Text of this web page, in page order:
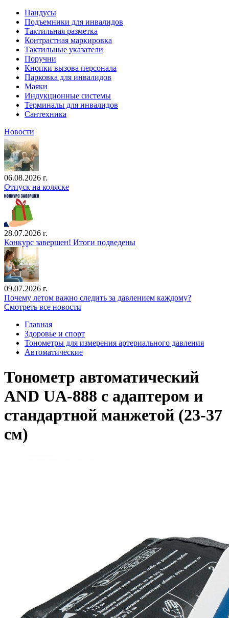
Пандусы
Подъемники для инвалидов
Тактильная разметка
Контрастная маркировка
Тактильные указатели
Поручни
Кнопки вызова персонала
Парковка для инвалидов
Маяки
Индукционные системы
Терминалы для инвалидов
Сантехника
Новости
06.08.2026 г.
Отпуск на коляске
28.07.2026 г.
Конкурс завершен! Итоги подведены
09.07.2026 г.
Почему летом важно следить за давлением каждому?
Смотреть все новости
Главная
Здоровье и спорт
Тонометры для измерения артериального давления
Автоматические
Тонометр автоматический
AND UA-888 с адаптером и
стандартной манжетой (23-37
см)